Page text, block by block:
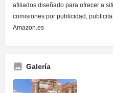
afiliados diseñado para ofrecer a
comisiones por publicidad,
Amazon.es
Galería